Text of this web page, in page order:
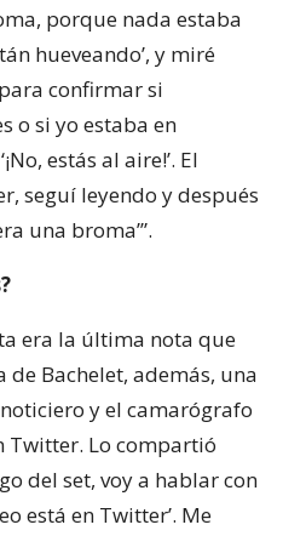
porque nada estaba
hueveando’, y miré
confirmar si
o si yo estaba en
estás al aire!’. El
seguí leyendo y después
una broma’”.
era la última nota que
Bachelet, además, una
y el camarógrafo
Twitter. Lo compartió
del set, voy a hablar con
está en Twitter’. Me